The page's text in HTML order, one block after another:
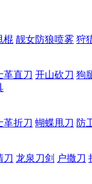
棍 靓女防狼喷雾 狩
革直刀 开山砍刀 狗
革折刀 蝴蝶甩刀 防
刀 龙泉刀剑 户撒刀